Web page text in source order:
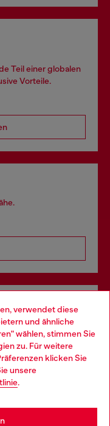
verwendet diese
und ähnliche
wählen, stimmen Sie
zu. Für weitere
klicken Sie
unsere
.
Teil einer globalen
Vorteile.
online und
website, but it seems